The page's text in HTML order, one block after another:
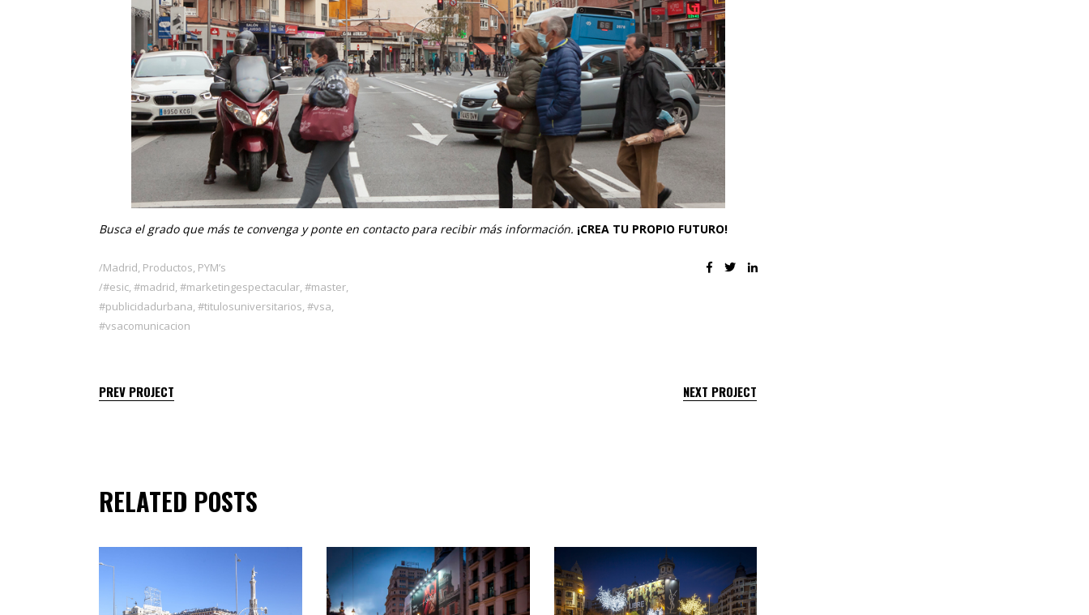
Busca el grado que más te convenga y ponte en contactopara recibir más información. ¡CREA TU PROPIO FUTURO!
Madrid, Productos, PYM’s
#esic, #madrid, #marketingespectacular, #master,
#publicidadurbana, #titulosuniversitarios, #vsa,
#vsacomunicacion
PREV PROJECT NEXT PROJECT
RELATED POSTS